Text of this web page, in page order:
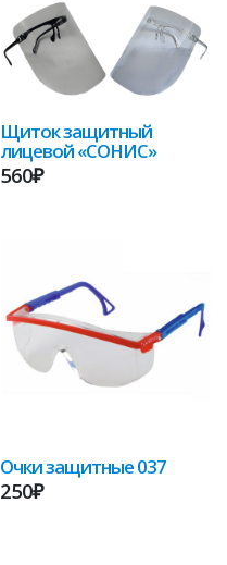
Щиток защитный
лицевой «СОНИС»
560₽
Очки защитные 037
250₽